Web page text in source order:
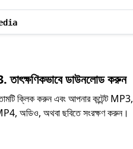
তাৎক্ষণিকভাবে ডাউনলোড করুন
ক্লিক করুন এবং আপনার কন্টেন্ট MP3,
অডিও, অথবা ছবিতে সংরক্ষণ করুন।